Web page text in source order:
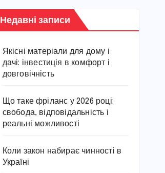
Недавні записи
Якісні матеріали для дому і
дачі: інвестиція в комфорт і
довговічність
Що таке фріланс у 2026 році:
свобода, відповідальність і
реальні можливості
Коли закон набирає чинності в
Україні